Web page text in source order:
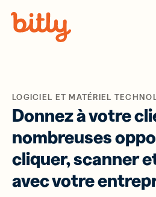
LOGICIEL ET MATÉRIEL
Donnez à votre
nombreuses
cliquer, scanner
avec votre